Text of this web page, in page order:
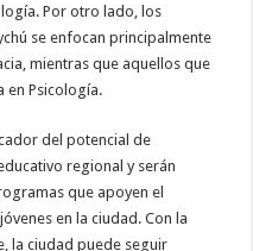
Por otro lado, los
se enfocan principalmente
mientras que aquellos que
en Psicología.
del potencial de
regional y serán
que apoyen el
en la ciudad. Con la
la ciudad puede seguir